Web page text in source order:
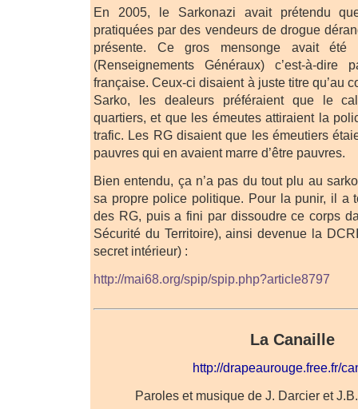
En 2005, le Sarkonazi avait prétendu
pratiquées par des vendeurs de drogue
présente. Ce gros mensonge avait
(Renseignements Généraux) c’est-à-
française. Ceux-ci disaient à juste titre qu’au
Sarko, les dealeurs préféraient que le
quartiers, et que les émeutes attiraient la
trafic. Les RG disaient que les émeutiers
pauvres qui en avaient marre d’être pauvres.
Bien entendu, ça n’a pas du tout plu au
sa propre police politique. Pour la punir, il a
des RG, puis a fini par dissoudre ce corps
Sécurité du Territoire), ainsi devenue la
secret intérieur) :
http://mai68.org/spip/spip.php?article8797
La Canaille
http://drapeaurouge.free.fr/
Paroles et musique de J. Darcier et